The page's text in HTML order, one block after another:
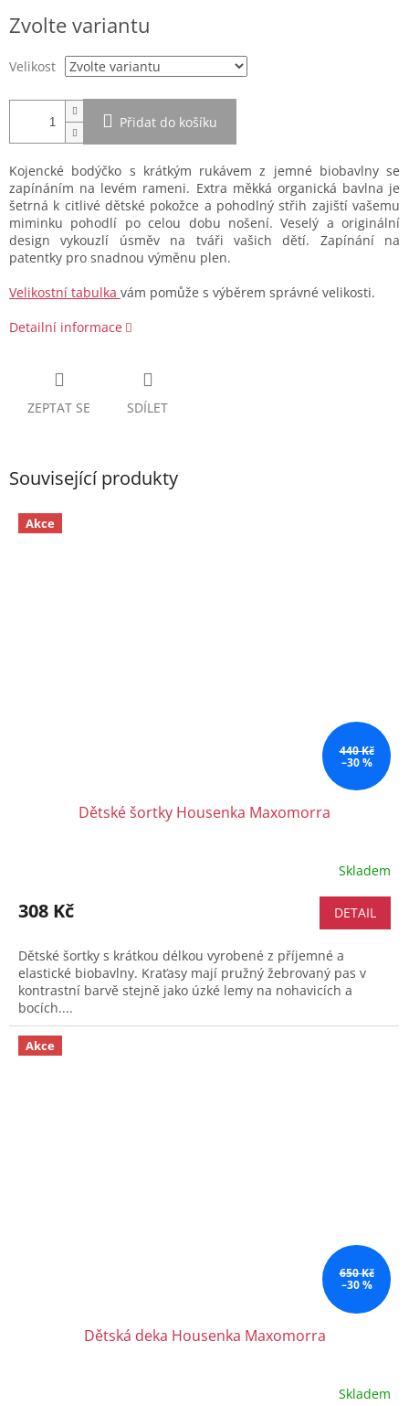
cena:
Zvolte variantu
Velikost
Přidat do košíku
Kojencké bodýčko s krátkým rukávem z jemné biobavlny se
zapínáním na levém rameni. Extra měkká organická bavlna je
šetrná k citlivé dětské pokožce a pohodlný střih zajiští vašemu
miminku pohodlí po celou dobu nošení. Veselý a originální
design vykouzlí úsměv na tváři vašich dětí. Zapínání na
patentky pro snadnou výměnu plen.
Velikostní tabulka vám pomůže s výběrem správné velikosti.
Detailní informace
ZEPTAT SE SDÍLET
Související produkty
Akce
440 Kč
–30 %
Dětské šortky Housenka Maxomorra
Skladem
308 Kč DETAIL
Dětské šortky s krátkou délkou vyrobené z příjemné a
elastické biobavlny. Kraťasy mají pružný žebrovaný pas v
kontrastní barvě stejně jako úzké lemy na nohavicích a
bocích....
Akce
650 Kč
–30 %
Dětská deka Housenka Maxomorra
Skladem